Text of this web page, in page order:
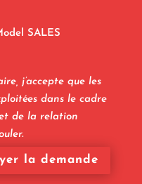
SALES
j’accepte que les
dans le cadre
de la relation
la demande